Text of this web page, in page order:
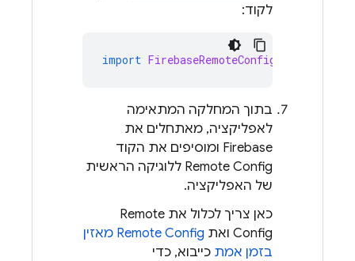
לקוד:
import FirebaseRemoteConfig
בתוך המחלקה המתאימה
לאפליקציה, מאתחלים את
Firebase ומוסיפים את הקוד
Remote Config ללוגיקה הראשית
של האפליקציה.
כאן צריך לכלול את Remote
Config ואת Remote Config מאזין
בזמן אמת כייבוא, כדי